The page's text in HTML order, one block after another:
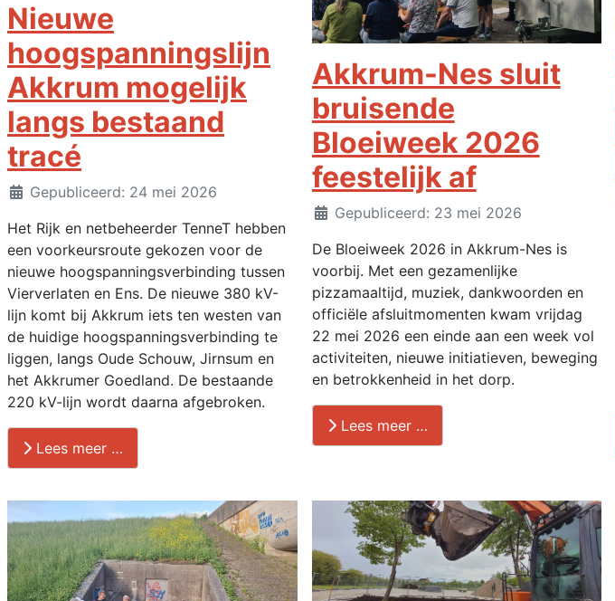
Nieuwe
hoogspanningslijn
Akkrum mogelijk
langs bestaand
tracé
DetailsGepubliceerd: 24 mei 2026
Het Rijk en netbeheerder TenneT hebben
een voorkeursroute gekozen voor de
nieuwe hoogspanningsverbinding tussen
Vierverlaten en Ens. De nieuwe 380 kV-
lijn komt bij Akkrum iets ten westen van
de huidige hoogspanningsverbinding te
liggen, langs Oude Schouw, Jirnsum en
het Akkrumer Goedland. De bestaande
220 kV-lijn wordt daarna afgebroken.
Lees meer …
Akkrum-Nes sluit
bruisende
Bloeiweek 2026
feestelijk af
DetailsGepubliceerd: 23 mei 2026
De Bloeiweek 2026 in Akkrum-Nes is
voorbij. Met een gezamenlijke
pizzamaaltijd, muziek, dankwoorden en
officiële afsluitmomenten kwam vrijdag
22 mei 2026 een einde aan een week vol
activiteiten, nieuwe initiatieven, beweging
en betrokkenheid in het dorp.
Lees meer …